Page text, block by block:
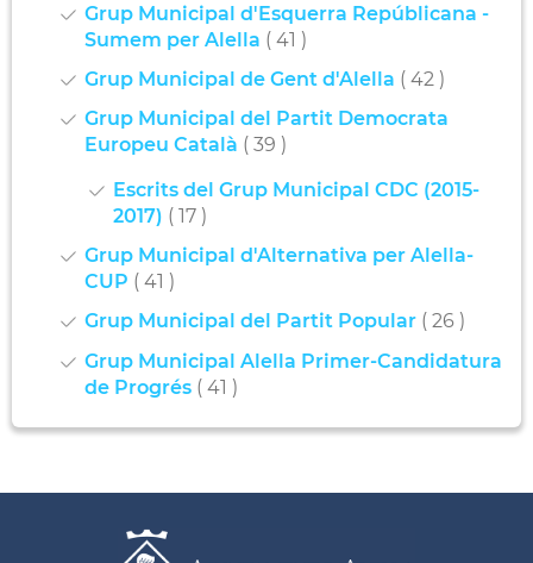
Grup Municipal d'Esquerra Repúblicana -
Sumem per Alella ( 41 )
Grup Municipal de Gent d'Alella ( 42 )
Grup Municipal del Partit Democrata
Europeu Català ( 39 )
Escrits del Grup Municipal CDC (2015-
2017) ( 17 )
Grup Municipal d'Alternativa per Alella-
CUP ( 41 )
Grup Municipal del Partit Popular ( 26 )
Grup Municipal Alella Primer-Candidatura
de Progrés ( 41 )